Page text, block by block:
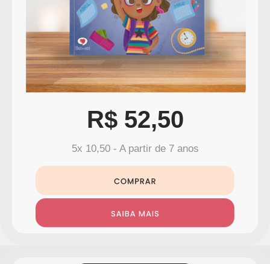
R$ 52,50
5x 10,50 - A partir de 7 anos